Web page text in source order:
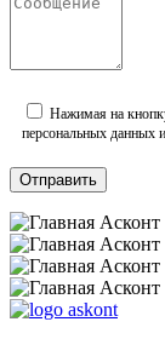
Нажимая на
персональных данных